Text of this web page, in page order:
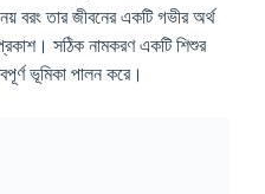
বরং তার জীবনের একটি গভীর অর্থ
সঠিক নামকরণ একটি শিশুর
ভূমিকা পালন করে।